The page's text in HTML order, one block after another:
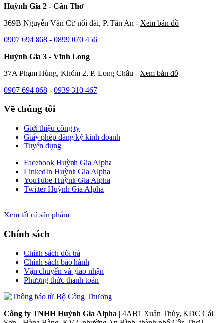
Huỳnh Gia 2 - Cần Thơ
369B Nguyễn Văn Cừ nối dài, P. Tân An - Xem bản đồ
0907 694 868 - 0899 070 456
Huỳnh Gia 3 - Vĩnh Long
37A Phạm Hùng, Khóm 2, P. Long Châu - Xem bản đồ
0907 694 868 - 0939 310 467
Về chúng tôi
Giới thiệu công ty
Giấy phép đăng ký kinh doanh
Tuyển dụng
Facebook Huỳnh Gia Alpha
LinkedIn Huỳnh Gia Alpha
YouTube Huỳnh Gia Alpha
Twitter Huỳnh Gia Alpha
Xem tất cả sản phẩm
Chính sách
Chính sách đổi trả
Chính sách bảo hành
Vận chuyển và giao nhận
Phương thức thanh toán
Công ty TNHH Huỳnh Gia Alpha | 4AB1 Xuân Thủy, KDC Cái